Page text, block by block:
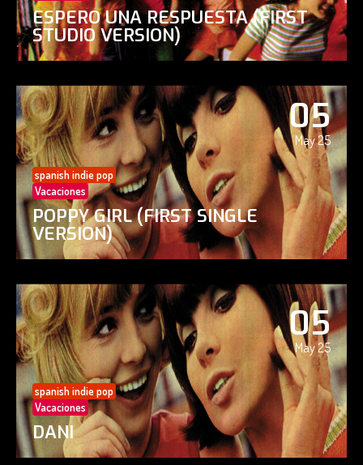
ESPERO UNA RESPUESTA (FIRST
STUDIO VERSION)
05
May 25
spanish indie pop
Vacaciones
POPPY GIRL (FIRST SINGLE
VERSION)
05
May 25
spanish indie pop
Vacaciones
DANI